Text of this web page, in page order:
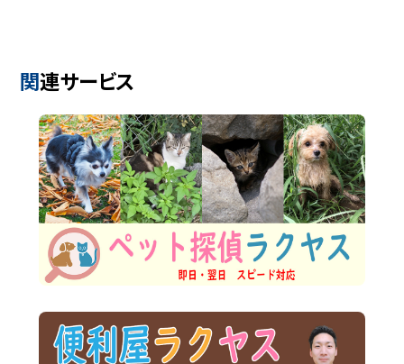
関連サービス